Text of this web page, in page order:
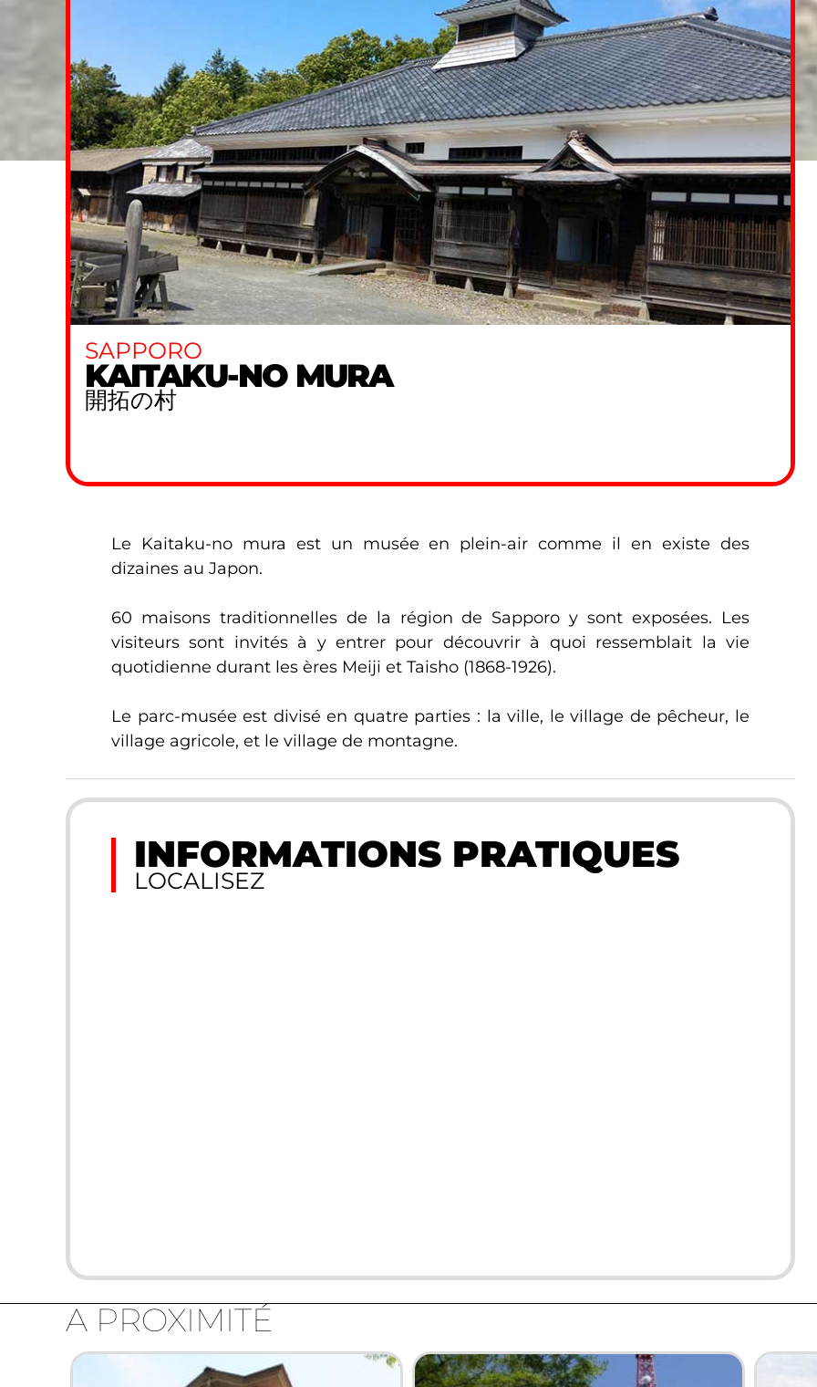
SAPPORO
KAITAKU-NO MURA
開拓の村
Le Kaitaku-no mura est un musée en plein-air comme il en existe des
dizaines au Japon.
60 maisons traditionnelles de la région de Sapporo y sont exposées. Les
visiteurs sont invités à y entrer pour découvrir à quoi ressemblait la vie
quotidienne durant les ères Meiji et Taisho (1868-1926).
Le parc-musée est divisé en quatre parties : la ville, le village de pêcheur, le
village agricole, et le village de montagne.
INFORMATIONS PRATIQUES
LOCALISEZ
A PROXIMITÉ